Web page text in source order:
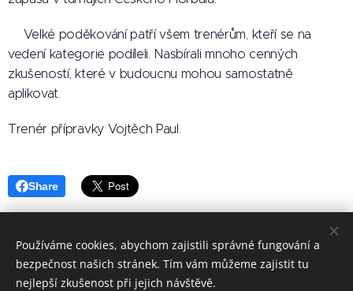
🤝Velké poděkování patří všem trenérům, kteří se na
vedení kategorie podíleli. Nasbírali mnoho cenných
zkušeností, které v budoucnu mohou samostatně
aplikovat.
Trenér přípravky Vojtěch Paul.
Share
Používáme cookies, abychom zajistili správné fungování a
bezpečnost našich stránek. Tím vám můžeme zajistit tu
nejlepší zkušenost při jejich návštěvě.